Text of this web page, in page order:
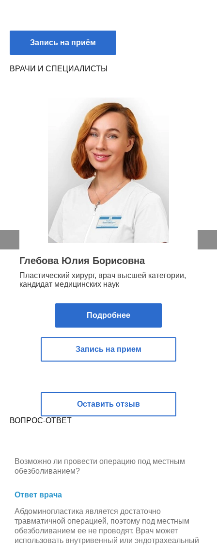
Запись на приём
ВРАЧИ И СПЕЦИАЛИСТЫ
Глебова Юлия Борисовна
Пластический хирург, врач высшей категории,
кандидат медицинских наук
Подробнее
Запись на прием
Оставить отзыв
ВОПРОС-ОТВЕТ
Возможно ли провести операцию под местным
обезболиванием?
Ответ врача
Абдоминопластика является достаточно
травматичной операцией, поэтому под местным
обезболиванием ее не проводят. Врач может
использовать внутривенный или эндотрахеальный